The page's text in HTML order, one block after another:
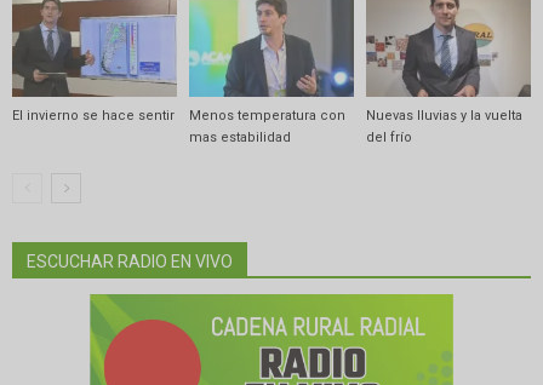
El invierno se hace sentir
Menos temperatura con
mas estabilidad
Nuevas lluvias y la vuelta
del frío
ESCUCHAR RADIO EN VIVO